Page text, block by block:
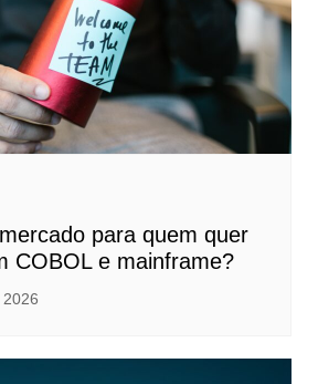
para quem quer
COBOL e mainframe?